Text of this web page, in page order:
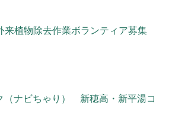
来植物除去作業ボランティア募集
（ナビちゃり） 新穂高・新平湯コ